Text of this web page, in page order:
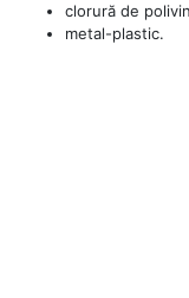
clorură de
metal-plastic.